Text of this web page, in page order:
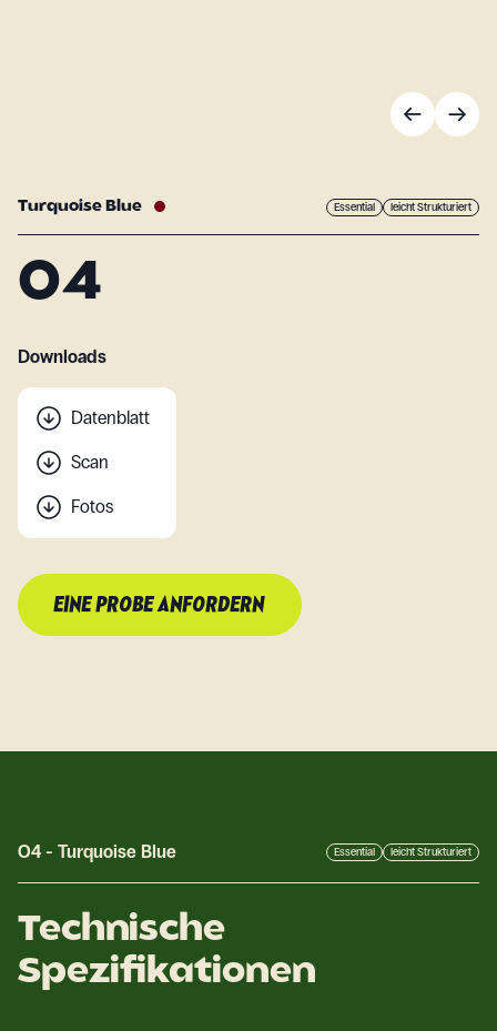
Turquoise Blue Essential leicht Strukturiert
O4
Downloads
Datenblatt
Scan
Fotos
EINE PROBE ANFORDERN
O4 - Turquoise Blue Essential leicht Strukturiert
Technische
Spezifikationen